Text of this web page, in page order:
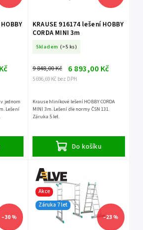
jednom
Lešení
KRAUSE 916174 lešení HOBBY
CORDA MINI 3m
Skladem (>5 ks)
5 696,69 Kč bez DPH
9 848,00 Kč 6 893,00 Kč
Do košíku
Krause hliníkové lešení HOBBY CORDA
MINI 3m. Lešení dle normy ČSN 131.
Záruka 5 let.
–30 %
Akce
Záruka 7 let
–23 %